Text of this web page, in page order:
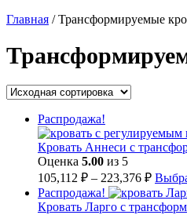
Главная / Трансформируемые
Распродажа!
Кровать Аннеси с
Оценка 5.00 из 5
105,112 ₽ – 223,376 ₽
Распродажа!
Кровать Ларго с